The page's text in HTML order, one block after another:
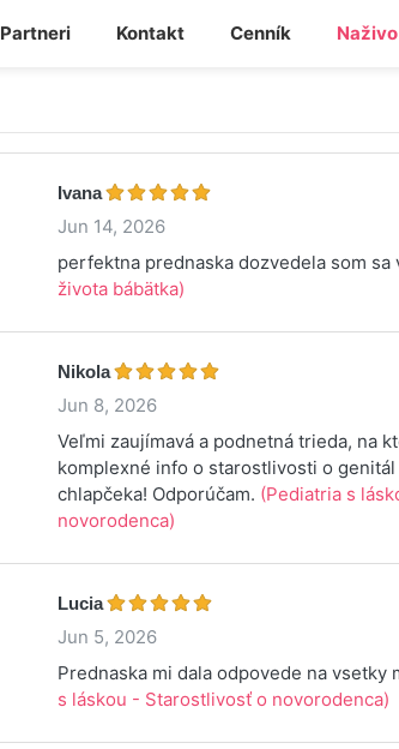
Partneri Kontakt Cenník Naživo
Ivana
Jun 14, 2026
perfektna prednaska dozvedela som sa
života bábätka)
Nikola
Jun 8, 2026
Veľmi zaujímavá a podnetná trieda, na
komplexné info o starostlivosti o
chlapčeka! Odporúčam. (Pediatria s
novorodenca)
Lucia
Jun 5, 2026
Prednaska mi dala odpovede na vsetky
s láskou - Starostlivosť o novorodenca)